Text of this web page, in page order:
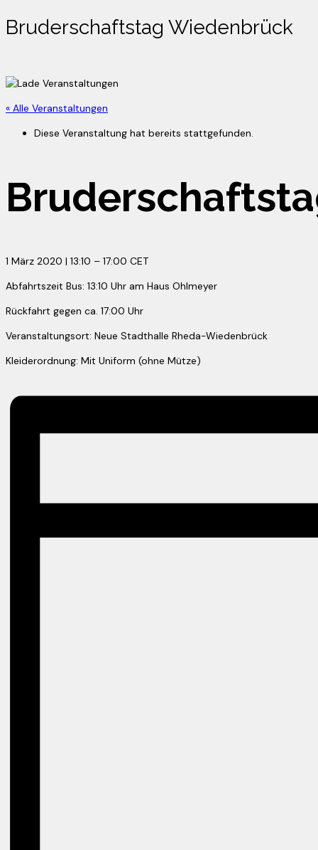
Bruderschaftstag Wiedenbrück
« Alle Veranstaltungen
Diese Veranstaltung hat bereits stattgefunden.
1 März 2020 | 13:10 – 17:00 CET
Abfahrtszeit Bus: 13:10 Uhr am Haus Ohlmeyer
Rückfahrt gegen ca. 17:00 Uhr
Veranstaltungsort: Neue Stadthalle Rheda-Wiedenbrück
Kleiderordnung: Mit Uniform (ohne Mütze)